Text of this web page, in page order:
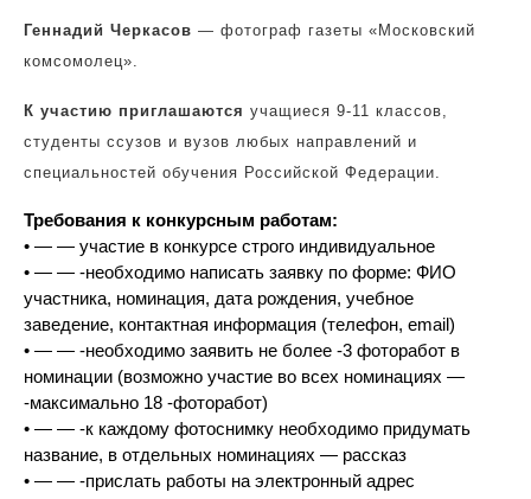
Геннадий Черкасов — фотограф газеты «Московский
комсомолец».
К участию приглашаются учащиеся 9-11 классов,
студенты ссузов и вузов любых направлений и
специальностей обучения Российской Федерации.
Требования к конкурсным работам:
• — — участие в конкурсе строго индивидуальное
• — — -необходимо написать заявку по форме: ФИО
участника, номинация, дата рождения, учебное
заведение, контактная информация (телефон, email)
• — — -необходимо заявить не более -3 фоторабот в
номинации (возможно участие во всех номинациях —
-максимально 18 -фоторабот)
• — — -к каждому фотоснимку необходимо придумать
название, в отдельных номинациях — рассказ
• — — -прислать работы на электронный адрес